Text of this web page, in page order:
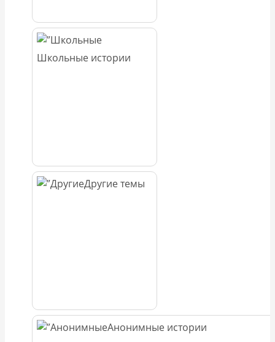
Школьные истории
Другие темы
Анонимные истории